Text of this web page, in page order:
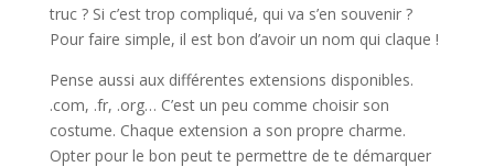
truc ? Si c’est trop compliqué, qui va s’en souvenir ?
Pour faire simple, il est bon d’avoir un nom qui claque !
Pense aussi aux différentes extensions disponibles.
.com, .fr, .org… C’est un peu comme choisir son
costume. Chaque extension a son propre charme.
Opter pour le bon peut te permettre de te démarquer